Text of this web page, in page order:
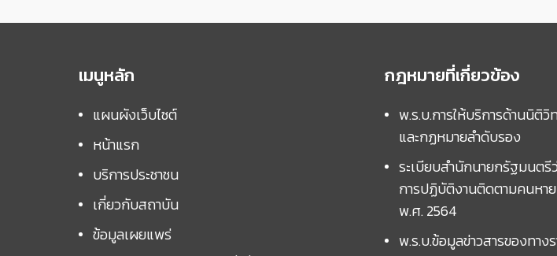
เมนูหลัก
แผนผังเว็บไซต์
หน้าแรก
บริการประชาชน
เกี่ยวกับสถาบัน
ข้อมูลเผยแพร่
กฎหมายที่เกี่ยวข้อง
พ.ร.บ.การให้บริการด้านนิติ
และกฏหมายลำดับรอง
ระเบียบสำนักนายกรัฐมนต
การปฏิบัติงานติดตามคนห
พ.ศ. 2564
พ.ร.บ.ข้อมูลข่าวสารของทาง